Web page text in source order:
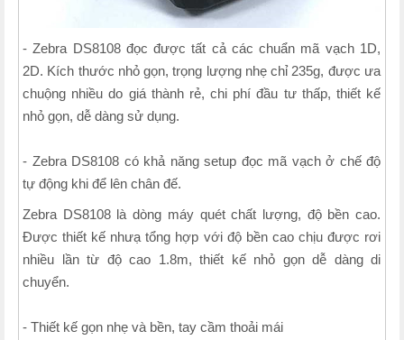
- Zebra DS8108 đọc được tất cả các chuẩn mã vạch 1D,
2D. Kích thước nhỏ gọn, trọng lượng nhẹ chỉ 235g, được ưa
chuộng nhiều do giá thành rẻ, chi phí đầu tư thấp, thiết kế
nhỏ gọn, dễ dàng sử dụng.
- Zebra DS8108 có khả năng setup đọc mã vạch ở chế độ
tự động khi để lên chân đế.
Zebra DS8108 là dòng máy quét chất lượng, độ bền cao.
Được thiết kế nhưạ tổng hợp với độ bền cao chịu được rơi
nhiều lần từ độ cao 1.8m, thiết kế nhỏ gọn dễ dàng di
chuyển.
- Thiết kế gọn nhẹ và bền, tay cầm thoải mái